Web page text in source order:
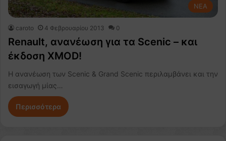
NEA
caroto 4 Φεβρουαρίου 2013 0
Renault, ανανέωση για τα Scenic – και
έκδοση XMOD!
H ανανέωση των Scenic & Grand Scenic περιλαμβάνει και την
εισαγωγή μίας…
Περισσότερα